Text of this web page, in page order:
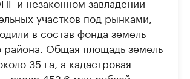
участков под рынками,
в состав фонда земель
района. Общая площадь земель
35 га, а кадастровая